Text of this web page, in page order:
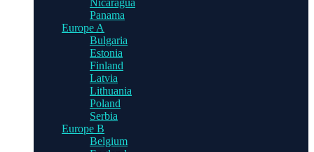
Nicaragua
Panama
Europe A
Bulgaria
Estonia
Finland
Latvia
Lithuania
Poland
Serbia
Europe B
Belgium